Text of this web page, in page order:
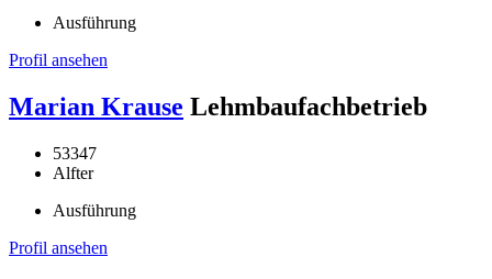
Ausführung
Profil ansehen
Marian Krause Lehmbaufachbetrieb
53347
Alfter
Ausführung
Profil ansehen